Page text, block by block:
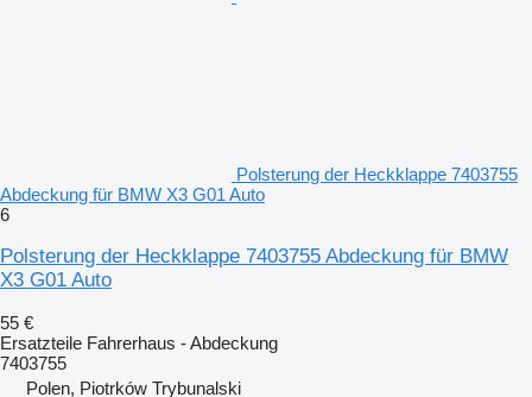
Polsterung der Heckklappe 7403755
Abdeckung für BMW X3 G01 Auto
6
Polsterung der Heckklappe 7403755 Abdeckung für BMW
X3 G01 Auto
55 €
Ersatzteile Fahrerhaus - Abdeckung
7403755
Polen, Piotrków Trybunalski